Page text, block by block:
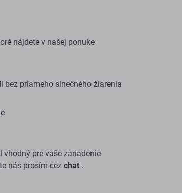
nájdete v našej ponuke
bez priameho slnečného žiarenia
pre vaše zariadenie
nás prosím cez chat .